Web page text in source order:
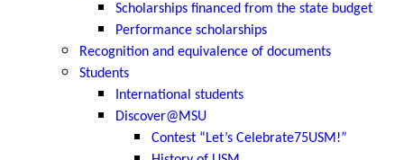
Scholarships financed from the state budget
Performance scholarships
Recognition and equivalence of documents
Students
International students
Discover@MSU
Contest “Let’s Celebrate75USM!”